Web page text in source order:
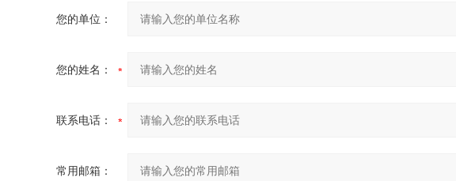
您的单位：
您的姓名：
联系电话：
常用邮箱：